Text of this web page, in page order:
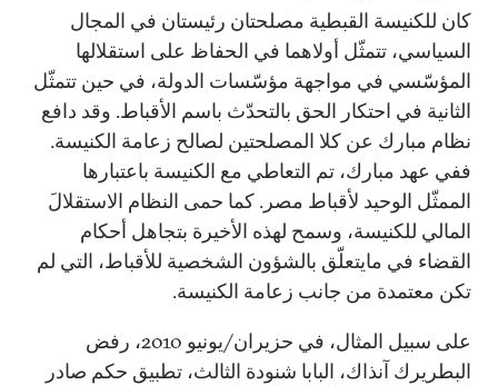
كان للكنيسة القبطية مصلحتان رئيستان في المجال
السياسي، تتمثّل أولاهما في الحفاظ على استقلالها
المؤسّسي في مواجهة مؤسّسات الدولة، في حين تتمثّل
الثانية في احتكار الحق بالتحدّث باسم الأقباط. وقد دافع
نظام مبارك عن كلا المصلحتين لصالح زعامة الكنيسة.
ففي عهد مبارك، تم التعاطي مع الكنيسة باعتبارها
الممثّل الوحيد لأقباط مصر. كما حمى النظام الاستقلالَ
المالي للكنيسة، وسمح لهذه الأخيرة بتجاهل أحكام
القضاء في مايتعلّق بالشؤون الشخصية للأقباط، التي لم
تكن معتمدة من جانب زعامة الكنيسة.
على سبيل المثال، في حزيران/يونيو 2010، رفض
البطريرك آنذاك، البابا شنودة الثالث، تطبيق حكم صادر